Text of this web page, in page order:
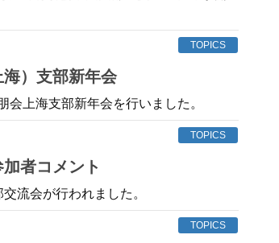
TOPICS
海）支部新年会
会上海支部新年会を行いました。
TOPICS
者コメント
流会が行われました。
TOPICS